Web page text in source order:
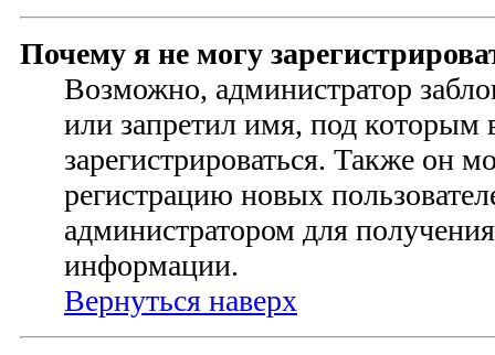
Почему я не могу
Возможно, администратор
или запретил имя, под которым
зарегистрироваться. Также он
регистрацию новых
администратором для
информации.
Вернуться наверх